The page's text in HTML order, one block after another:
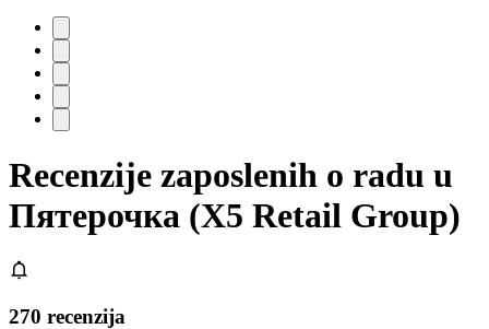
Recenzije zaposlenih o radu u
Пятерочка (X5 Retail Group)
270 recenzija